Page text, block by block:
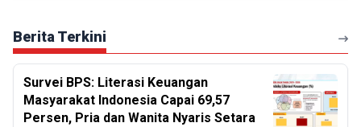
Berita Terkini
Survei BPS: Literasi Keuangan
Masyarakat Indonesia Capai 69,57
Persen, Pria dan Wanita Nyaris Setara